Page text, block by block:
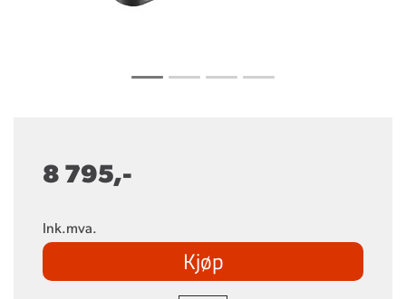
8 795,-
Ink.mva.
Kjøp